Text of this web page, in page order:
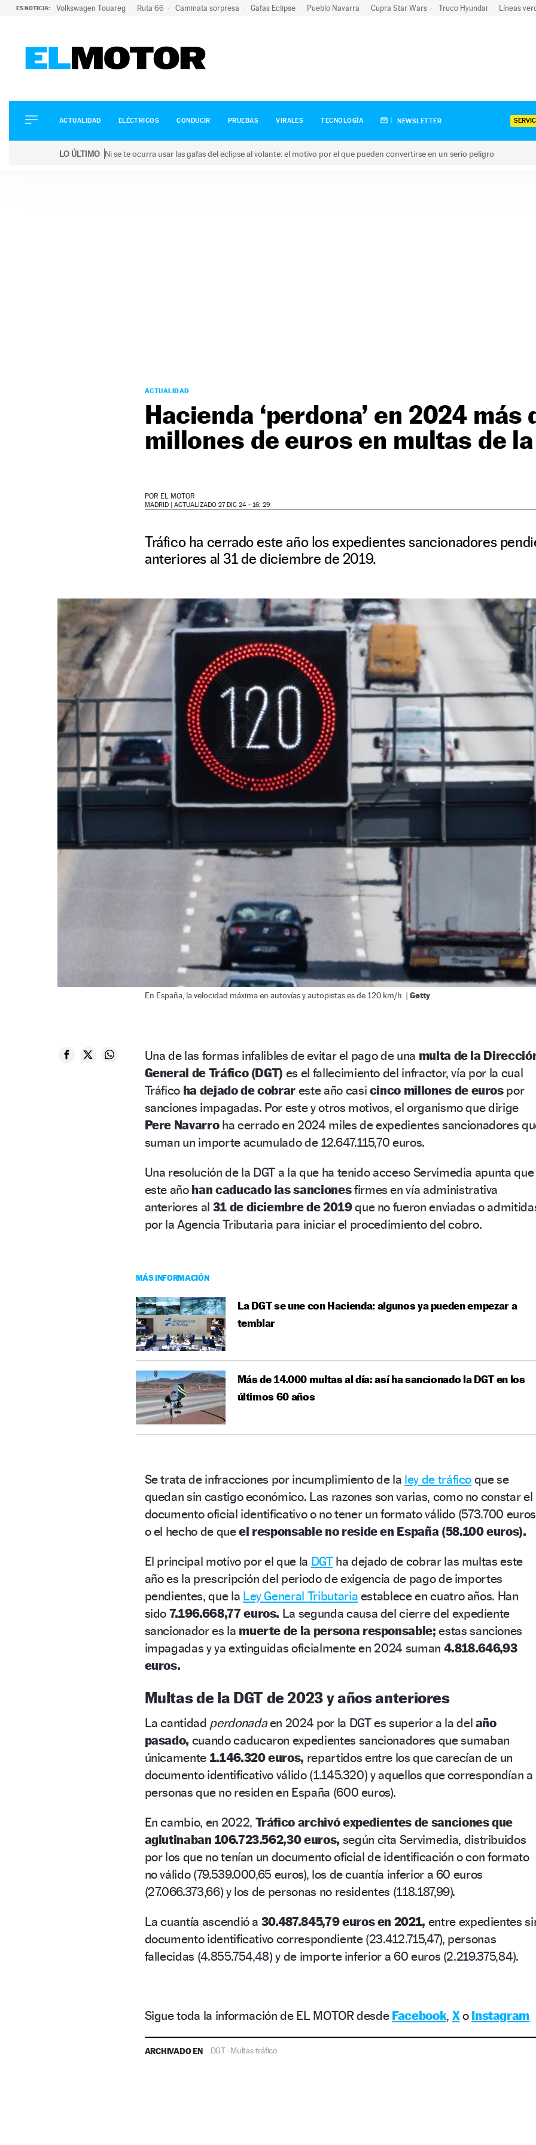
ES NOTICIA: Volkswagen Touareg Ruta 66 Caminata sorpresa Gafas Eclipse Pueblo Navarra Cupra Star Wars Truco Hyundai Líneas
ELÉCTRICOS
CONDUCIR
ACTUALIDAD ELÉCTRICOS CONDUCIR PRUEBAS VIRALES TECNOLOGÍA NEWSLETTER
LO ÚLTIMO Ni se te ocurra usar las gafas del eclipse al volante: el motivo por el que pueden convertirse en un serio peligro
ACTUALIDAD
Hacienda ‘perdona’ en 2024 más
millones de euros en multas de la
POR EL MOTOR
MADRID | ACTUALIZADO 27 DIC 24 - 16: 29
Tráfico ha cerrado este año los expedientes sancionadores
anteriores al 31 de diciembre de 2019.
En España, la velocidad máxima en autovías y autopistas es de 120 km/h. | Getty
Una de las formas infalibles de evitar el pago de una multa de la
General de Tráfico (DGT) es el fallecimiento del infractor, vía por la cual
Tráfico ha dejado de cobrar este año casi cinco millones de euros por
sanciones impagadas. Por este y otros motivos, el organismo que dirige
Pere Navarroha cerrado en 2024 miles de expedientes sancionadores
suman un importe acumulado de 12.647.115,70 euros.
Una resolución de la DGT a la que ha tenido acceso Servimedia apunta que
este año han caducado las sancionesfirmes en vía administrativa
anteriores al 31 de diciembre de 2019que no fueron enviadas o
por la Agencia Tributaria para iniciar el procedimiento del cobro.
MÁS INFORMACIÓN
La DGT se une con Hacienda: algunos ya pueden empezar a
temblar
Más de 14.000 multas al día: así ha sancionado la DGT en los
últimos 60 años
Se trata de infracciones por incumplimiento de la ley de tráfico que se
quedan sin castigo económico. Las razones son varias, como no constar el
documento oficial identificativo o no tener un formato válido (573.700
o el hecho de queel responsable no reside en España (58.100 euros).
El principal motivo por el que la DGTha dejado de cobrar las multas este
año es la prescripción del periodo de exigencia de pago de importes
pendientes, que la Ley General Tributaria establece en cuatro años. Han
sido 7.196.668,77 euros. La segunda causa del cierre del expediente
sancionador es la muerte de la persona responsable;estas sanciones
impagadas y ya extinguidas oficialmente en 2024 suman 4.818.646,93
euros.
Multas de la DGT de 2023 y años anteriores
La cantidad perdonadaen 2024 por la DGT es superior a la del año
pasado, cuando caducaron expedientes sancionadores que sumaban
únicamente 1.146.320 euros, repartidos entre los que carecían de un
documento identificativo válido (1.145.320) y aquellos que correspondían a
personas que no residen en España (600 euros).
En cambio, en 2022, Tráfico archivó expedientes de sanciones que
aglutinaban 106.723.562,30 euros, según cita Servimedia, distribuidos
por los que no tenían un documento oficial de identificación o con formato
no válido (79.539.000,65 euros), los de cuantía inferior a 60 euros
(27.066.373,66) y los de personas no residentes (118.187,99).
La cuantía ascendió a 30.487.845,79 euros en 2021, entre expedientes
documento identificativo correspondiente (23.412.715,47), personas
fallecidas (4.855.754,48) y de importe inferior a 60 euros (2.219.375,84).
Sigue toda la información de EL MOTOR desde Facebook, Xo Instagram
ARCHIVADO EN DGT·Multas tráfico